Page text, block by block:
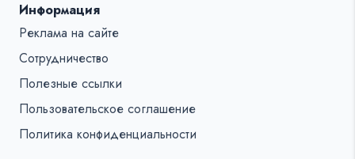
Информация
Реклама на сайте
Сотрудничество
Полезные ссылки
Пользовательское соглашение
Политика конфиденциальности